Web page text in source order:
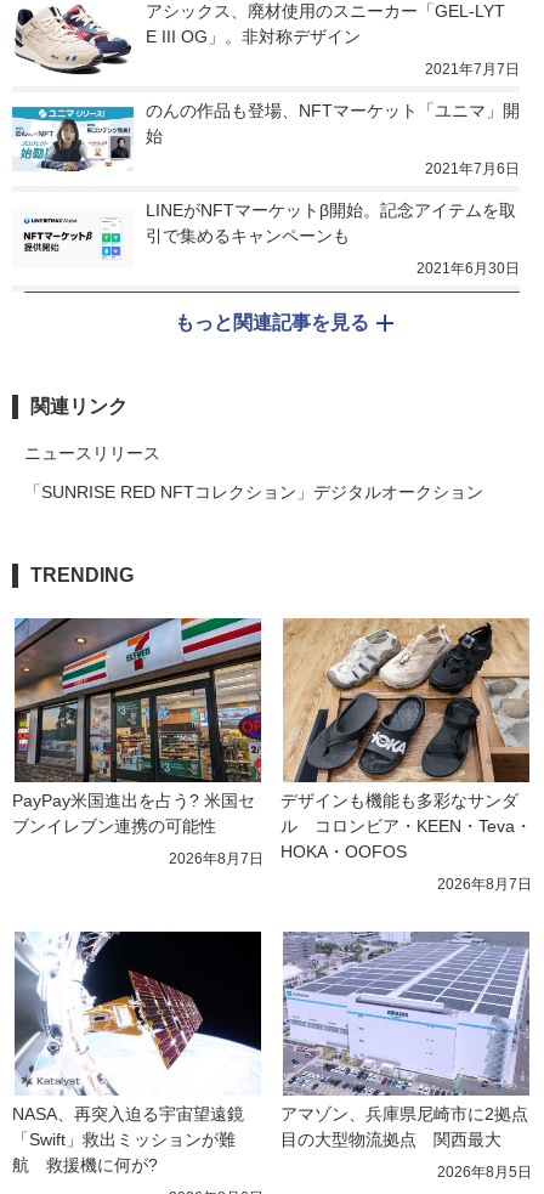
アシックス、廃材使用のスニーカー「GEL-LYT
E III OG」。非対称デザイン
2021年7月7日
のんの作品も登場、NFTマーケット「ユニマ」開
始
2021年7月6日
LINEがNFTマーケットβ開始。記念アイテムを取
引で集めるキャンペーンも
2021年6月30日
もっと関連記事を見る
関連リンク
ニュースリリース
「SUNRISE RED NFTコレクション」デジタルオークション
TRENDING
PayPay米国進出を占う? 米国セ
ブンイレブン連携の可能性
2026年8月7日
デザインも機能も多彩なサンダ
ル　コロンビア・KEEN・Teva・
HOKA・OOFOS
2026年8月7日
NASA、再突入迫る宇宙望遠鏡
「Swift」救出ミッションが難
航　救援機に何が?
アマゾン、兵庫県尼崎市に2拠点
目の大型物流拠点　関西最大
2026年8月5日